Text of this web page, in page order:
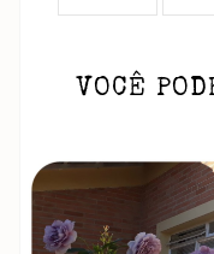
VOCÊ